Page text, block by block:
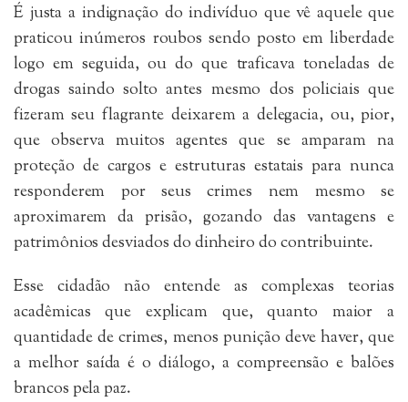
É justa a indignação do indivíduo que vê aquele que
praticou inúmeros roubos sendo posto em liberdade
logo em seguida, ou do que traficava toneladas de
drogas saindo solto antes mesmo dos policiais que
fizeram seu flagrante deixarem a delegacia, ou, pior,
que observa muitos agentes que se amparam na
proteção de cargos e estruturas estatais para nunca
responderem por seus crimes nem mesmo se
aproximarem da prisão, gozando das vantagens e
patrimônios desviados do dinheiro do contribuinte.
Esse cidadão não entende as complexas teorias
acadêmicas que explicam que, quanto maior a
quantidade de crimes, menos punição deve haver, que
a melhor saída é o diálogo, a compreensão e balões
brancos pela paz.